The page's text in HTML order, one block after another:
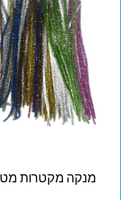
מנקה מקטרות